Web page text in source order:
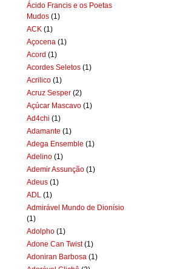
Ácido Francis e os Poetas
Mudos (1)
ACK (1)
Açocena (1)
Acord (1)
Acordes Seletos (1)
Acrilico (1)
Acruz Sesper (2)
Açúcar Mascavo (1)
Ad4chi (1)
Adamante (1)
Adega Ensemble (1)
Adelino (1)
Ademir Assunção (1)
Adeus (1)
ADL (1)
Admirável Mundo de Dionísio
(1)
Adolpho (1)
Adone Can Twist (1)
Adoniran Barbosa (1)